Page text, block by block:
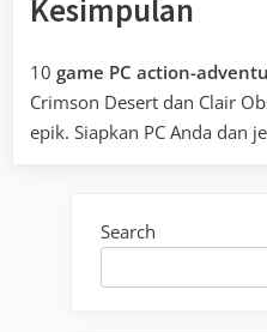
Kesimpulan
10 game PC action-
Crimson Desert dan Clair
epik. Siapkan PC Anda dan
Search